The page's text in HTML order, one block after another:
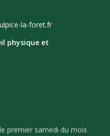
la-foret.fr
physique et
premier samedi du mois